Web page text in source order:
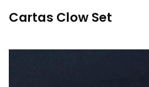
Cartas Clow Set